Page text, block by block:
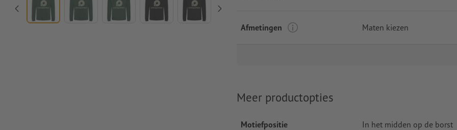
Afmetingen Maten kiezen
Meer productopties
Motiefpositie In het midden op de borst